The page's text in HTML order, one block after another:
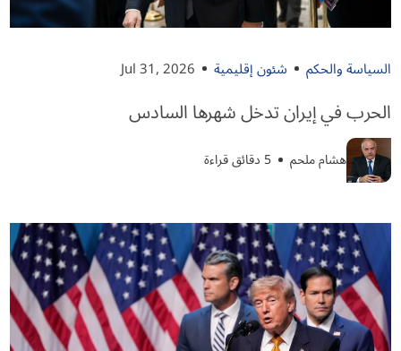
السياسة والحكم شئون إقليمية Jul 31, 2026
الحرب في إيران تدخل شهرها السادس
هشام ملحم 5 دقائق قراءة